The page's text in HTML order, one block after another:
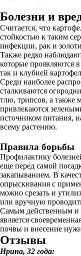
Болезни и
Считается, что
стойкостью к таким
инфекции, рак и
Также редко
которые проявляются
так и клубней
Среди наиболее
сталкиваются
тлю, трипсов, а также
привлекаются
источником питания,
всему растению.
Правила борьбы
Профилактику
еще перед самой
закапыванием. В
опрыскивания с
можно срезать и
или вручную
Самым действенным и
является
почвы и внесение
Отзывы
Ирина, 32 года: